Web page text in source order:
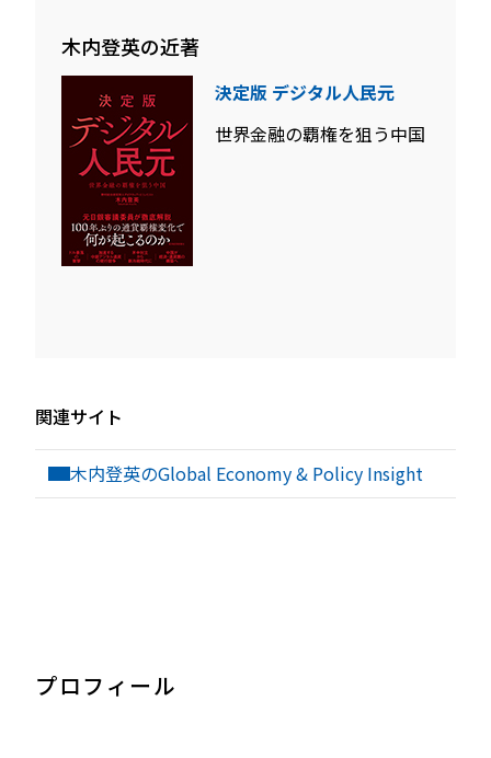
木内登英の近著
決定版 デジタル人民元
世界金融の覇権を狙う中国
関連サイト
木内登英のGlobal Economy & Policy Insight
プロフィール